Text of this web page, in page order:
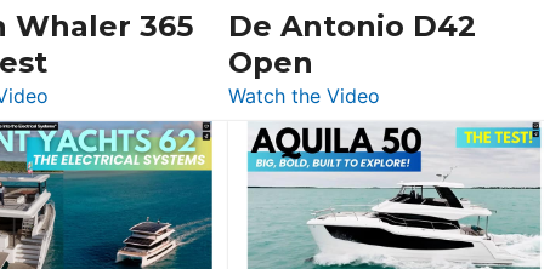
Beneteau
Trawler
54
&
Princess
F58
Flybridge
at
Whaler 365
:
Boston
Whaler
365
Conquest
De Antonio D42
Open
Watch the Video:
De
Antonio
D42
Open